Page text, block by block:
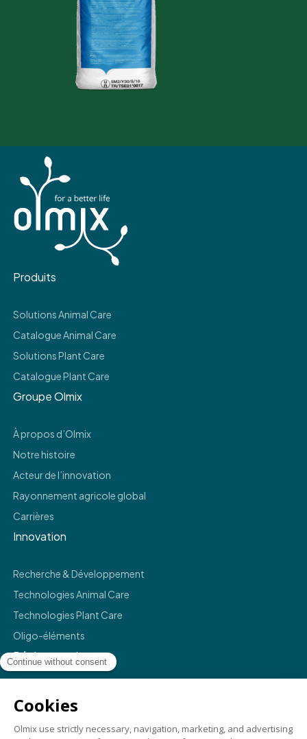
Produits
Solutions Animal Care
Catalogue Animal Care
Solutions Plant Care
Catalogue Plant Care
Groupe Olmix
À propos d’Olmix
Notre histoire
Acteur de l’innovation
Rayonnement agricole global
Carrières
Innovation
Recherche & Développement
Technologies Animal Care
Technologies Plant Care
Oligo-éléments
Réglementaire
Politique de confidentialité
Termes et conditions